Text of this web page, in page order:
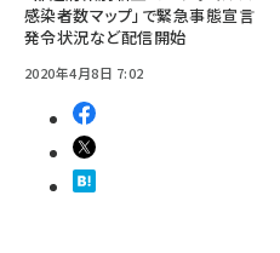
感染者数マップ」で緊急事態宣言
発令状況など配信開始
2020年4月8日 7:02